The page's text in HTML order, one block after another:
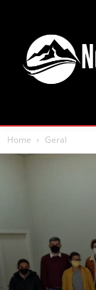
Home Geral